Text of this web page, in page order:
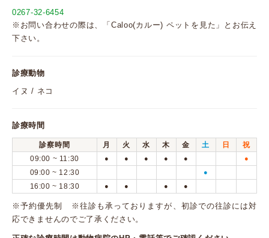
0267-32-6454
※お問い合わせの際は、「Caloo(カルー) ペットを見た」とお伝え
下さい。
診療動物
イヌ / ネコ
診療時間
診察時間 月 火 水 木 金 土 日
祝
09:00 ~ 11:30
● ● ● ● ● ●
09:00 ~ 12:30 ●
16:00 ~ 18:30 ● ● ● ●
※予約優先制 ※往診も承っておりますが、初診での往診には対
応できませんのでご了承ください。